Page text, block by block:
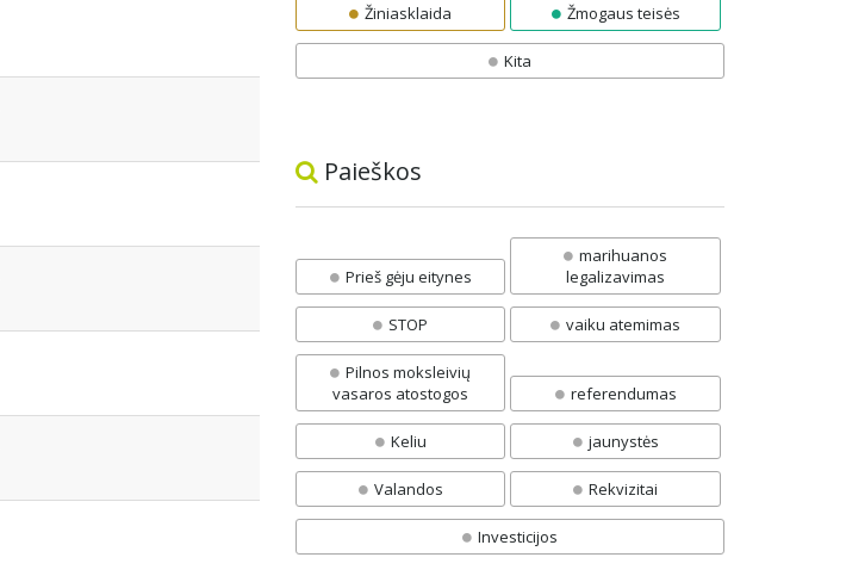
Žiniasklaida Žmogaus teisės
Kita
Paieškos
Prieš gėju eitynes
marihuanos
legalizavimas
STOP vaiku atemimas
Pilnos moksleivių
vasaros atostogos
referendumas
Keliu jaunystės
Valandos Rekvizitai
Investicijos